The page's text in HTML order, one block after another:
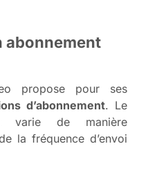
abonnement
propose pour ses
d’abonnement. Le
varie de manière
la fréquence d’envoi